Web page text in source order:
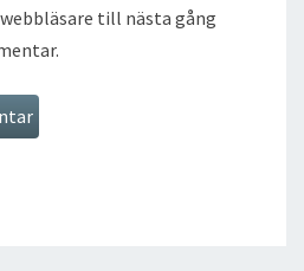
till nästa gång